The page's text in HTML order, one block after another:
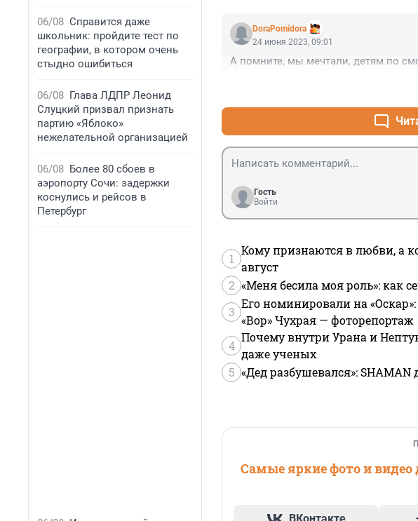
06/08 Справится даже
школьник: пройдите тест по
географии, в котором очень
стыдно ошибиться
06/08 Глава ЛДПР Леонид
Слуцкий призвал признать
партию «Яблоко»
нежелательной организацией
06/08 Более 80 сбоев в
аэропорту Сочи: задержки
коснулись и рейсов в
Петербург
DoraPomidora
24 июня 2023, 09:01
А помните, мы мечтали, детям по
Гость
Войти
1
Кому признаются в любви, а
август
2 «Меня бесила моя роль»: как
3
Его номинировали на
«Вор» Чухрая — фоторепортаж
4
Почему внутри Урана и
даже ученых
5 «Дед разбушевался»:
Самые яркие фото и